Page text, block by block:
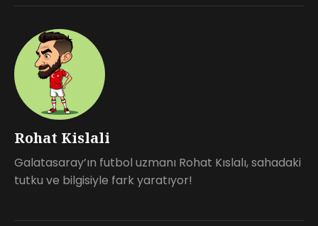
Rohat Kislali
Galatasaray’ın futbol uzmanı Rohat Kıslalı, sahadaki
tutku ve bilgisiyle fark yaratıyor!